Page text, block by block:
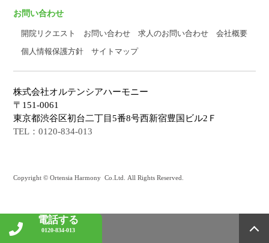
電話する
0120-834-013
お問い合わせ
開院リクエスト お問い合わせ 求人のお問い合わせ
会社概要
個人情報保護方針
サイトマップ
株式会社オルテンシアハーモニー
〒151-0061
東京都渋谷区初台二丁目5番8号西新宿豊国ビル2Ｆ
TEL：0120-834-013
Copyright © Ortensia Harmony Co.Ltd. All Rights Reserved.